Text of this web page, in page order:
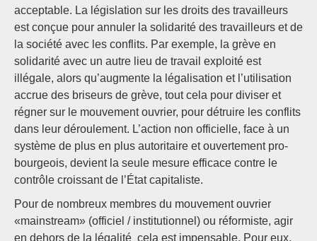
acceptable. La législation sur les droits des travailleurs
est conçue pour annuler la solidarité des travailleurs et de
la société avec les conflits. Par exemple, la grève en
solidarité avec un autre lieu de travail exploité est
illégale, alors qu’augmente la légalisation et l’utilisation
accrue des briseurs de grève, tout cela pour diviser et
régner sur le mouvement ouvrier, pour détruire les conflits
dans leur déroulement. L’action non officielle, face à un
système de plus en plus autoritaire et ouvertement pro-
bourgeois, devient la seule mesure efficace contre le
contrôle croissant de l’État capitaliste.
Pour de nombreux membres du mouvement ouvrier
«mainstream» (officiel / institutionnel) ou réformiste, agir
en dehors de la légalité cela est impensable. Pour eux,